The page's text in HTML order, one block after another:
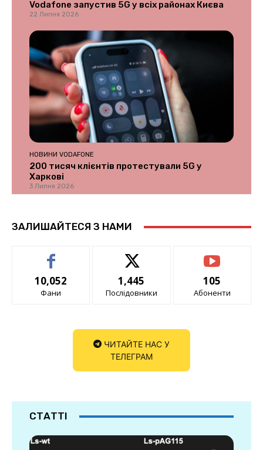
Vodafone запустив 5G у всіх районах Києва
22 Липня 2026
НОВИНИ VODAFONE
200 тисяч клієнтів протестували 5G у
Харкові
3 Липня 2026
ЗАЛИШАЙТЕСЯ З НАМИ
10,052
Фани
1,445
Послідовники
105
Абоненти
ЧИТАЙТЕ НАС У
ТЕЛЕГРАМ
СТАТТІ